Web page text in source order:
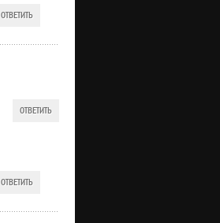
ОТВЕТИТЬ
ОТВЕТИТЬ
ОТВЕТИТЬ